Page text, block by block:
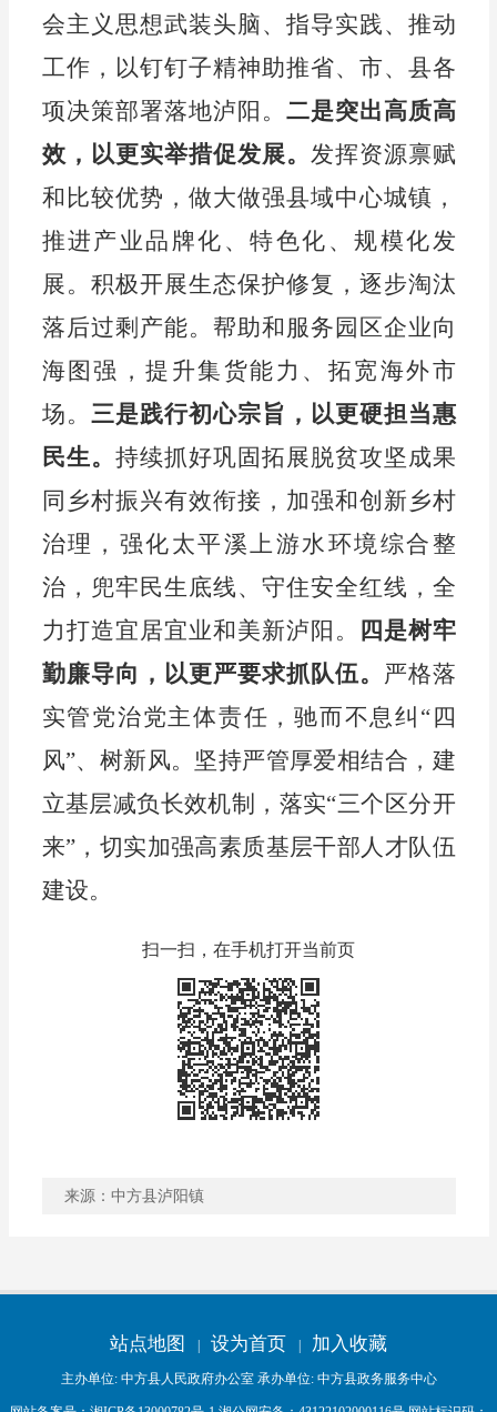
会主义思想武装头脑、指导实践、推动
工作， 以钉钉子精神助推省、市、县各
项决策部署落地泸阳 。 二是突出高质高
效，以更实举措促发展。 发挥资源禀赋
和比较优势，做大做强县域中心城镇，
推进产业品牌化、特色化、规模化发
展。积极开展生态保护修复，逐步淘汰
落后过剩产能。帮助和服务园区企业向
海图强，提升集货能力、拓宽海外市
场。 三是践行初心宗旨，以更硬担当惠
民生。 持续抓好巩固拓展脱贫攻坚成果
同乡村振兴有效衔接，加强和创新乡村
治理，强化太平溪上游水环境综合整
治，兜牢民生底线、守住安全红线，全
力打造宜居宜业和美新泸阳。
四是树牢
勤廉导向，以更严要求抓队伍。
严格落
实管党治党主体责任， 驰而不息纠 “四
风”、树新风。坚持严管厚爱相结合， 建
立基层减负长效机制，落实“三个区分开
来”，切实加强高素质基层干部人才队伍
建设。
扫一扫，在手机打开当前页
来源：中方县泸阳镇
站点地图 | 设为首页 | 加入收藏
主办单位: 中方县人民政府办公室 承办单位: 中方县政务服务中心